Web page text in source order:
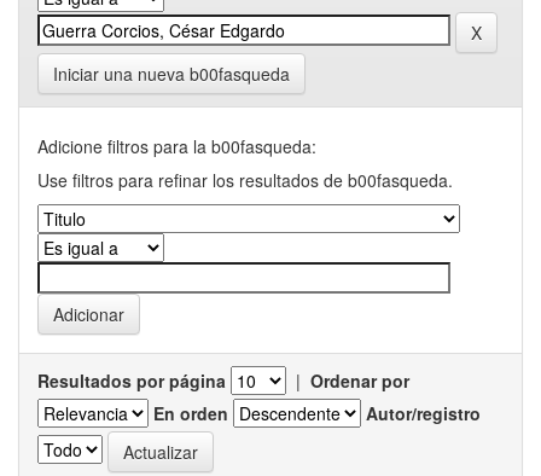
Iniciar una nueva b00fasqueda
Adicione filtros para la b00fasqueda:
Use filtros para refinar los resultados de b00fasqueda.
Resultados por página | Ordenar por
En orden
Autor/registro